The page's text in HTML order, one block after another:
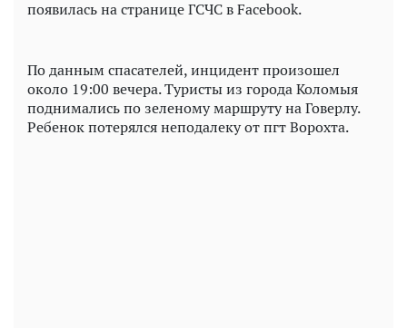
появилась на странице ГСЧС в Facebook.
По данным спасателей, инцидент произошел
около 19:00 вечера. Туристы из города Коломыя
поднимались по зеленому маршруту на Говерлу.
Ребенок потерялся неподалеку от пгт Ворохта.